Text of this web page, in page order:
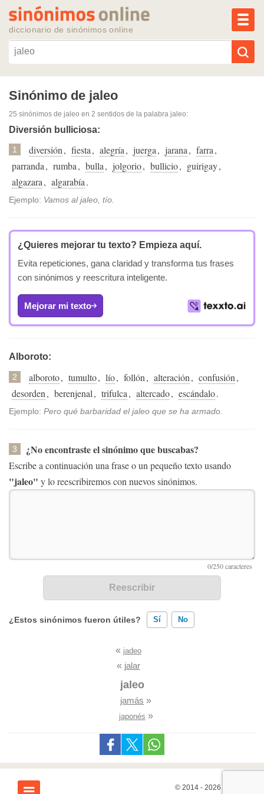
diccionario de sinónimos online
Reescribir texto con IA
Sinónimos populares
Temas populares
Sinónimo de jaleo
25 sinónimos de jaleo en 2 sentidos de la palabra jaleo:
Diversión bulliciosa:
1 diversión, fiesta, alegría, juerga, jarana, farra,
parranda, rumba, bulla, jolgorio, bullicio, guirigay,
algazara, algarabía.
Ejemplo: Vamos al jaleo, tío.
¿Quieres mejorar tu texto? Empieza aquí.
Evita repeticiones, gana claridad y transforma tus frases
con sinónimos y reescritura inteligente.
Mejorar mi texto
Alboroto:
2 alboroto, tumulto, lío, follón, alteración, confusión,
desorden, berenjenal, trifulca, altercado, escándalo.
Ejemplo: Pero qué barbaridad el jaleo que se ha armado.
3 ¿No encontraste el sinónimo que buscabas?
Escribe a continuación una frase o un pequeño texto usando
"jaleo" y lo reescribiremos con nuevos sinónimos.
¿Estos sinónimos fueron útiles? Sí No
Existen sinónimos incorrectos
Ninguno de los sinónimos presentados me ayudó
« jadeo
« jalar
jaleo
jamás »
japonés »
© 2014 - 2026